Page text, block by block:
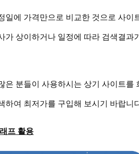
일에 가격만으로 비교한 것으로 사이
가 상이하거나 일정에 따라 검색결과
은 분들이 사용하시는 상기 사이트를
하여 최저가를 구입해 보시기 바랍니
프 활용